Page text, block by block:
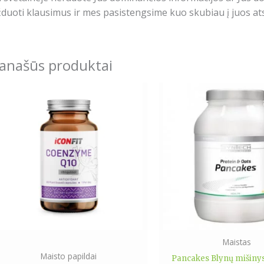
klausimus ir mes pasistengsime kuo skubiau į juos
produktai
Maisto papildai
Maistas
Pancakes Blynų